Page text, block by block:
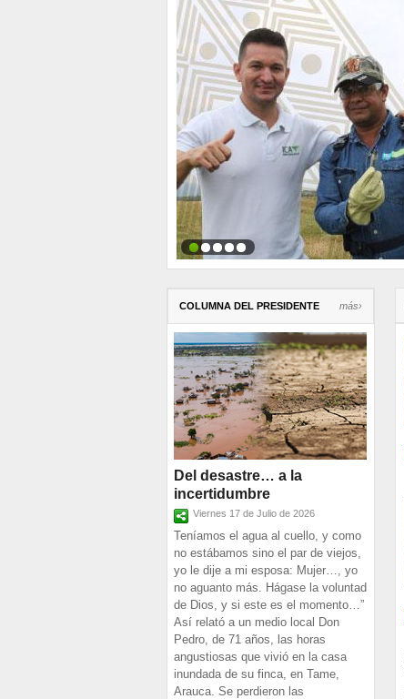
COLUMNA DEL PRESIDENTE más›
Del desastre… a la
incertidumbre
Viernes 17 de Julio de 2026
Teníamos el agua al cuello, y como
no estábamos sino el par de viejos,
yo le dije a mi esposa: Mujer…, yo
no aguanto más. Hágase la voluntad
de Dios, y si este es el momento…”
Así relató a un medio local Don
Pedro, de 71 años, las horas
angustiosas que vivió en la casa
inundada de su finca, en Tame,
Arauca. Se perdieron las